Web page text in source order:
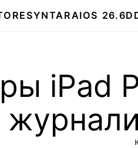
SYNTARAIOS 26.6
iPad